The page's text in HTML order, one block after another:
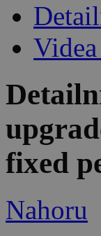
fixed
Nahoru